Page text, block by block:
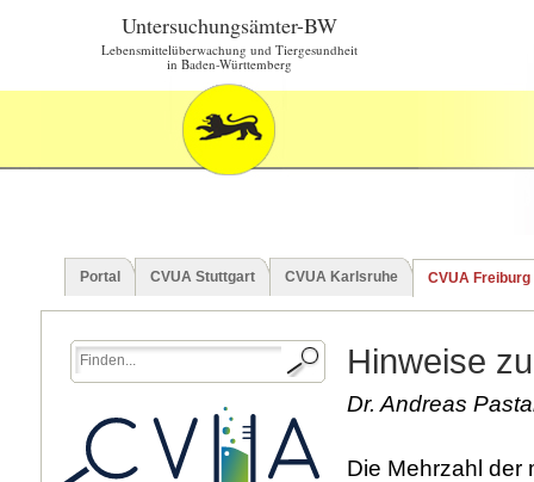
Untersuchungsämter-BW
Lebensmittelüberwachung und Tiergesundheit
in Baden-Württemberg
Portal CVUA Stuttgart CVUA Karlsruhe CVUA Freiburg
Hinweise
Dr. Andreas
Die Mehrzahl der